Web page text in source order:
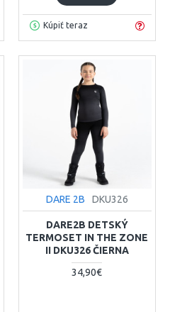
Kúpiť teraz
DARE 2B DKU326
DARE2B DETSKÝ
TERMOSET IN THE ZONE
II DKU326 ČIERNA
34,90€